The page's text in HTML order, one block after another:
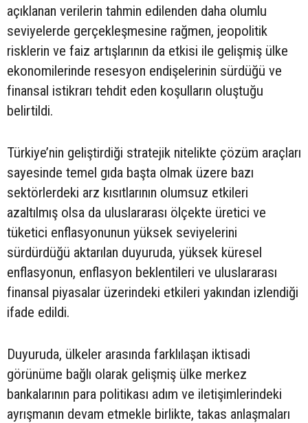
açıklanan verilerin tahmin edilenden daha olumlu
seviyelerde gerçekleşmesine rağmen, jeopolitik
risklerin ve faiz artışlarının da etkisi ile gelişmiş ülke
ekonomilerinde resesyon endişelerinin sürdüğü ve
finansal istikrarı tehdit eden koşulların oluştuğu
belirtildi.
Türkiye’nin geliştirdiği stratejik nitelikte çözüm araçları
sayesinde temel gıda başta olmak üzere bazı
sektörlerdeki arz kısıtlarının olumsuz etkileri
azaltılmış olsa da uluslararası ölçekte üretici ve
tüketici enflasyonunun yüksek seviyelerini
sürdürdüğü aktarılan duyuruda, yüksek küresel
enflasyonun, enflasyon beklentileri ve uluslararası
finansal piyasalar üzerindeki etkileri yakından izlendiği
ifade edildi.
Duyuruda, ülkeler arasında farklılaşan iktisadi
görünüme bağlı olarak gelişmiş ülke merkez
bankalarının para politikası adım ve iletişimlerindeki
ayrışmanın devam etmekle birlikte, takas anlaşmaları